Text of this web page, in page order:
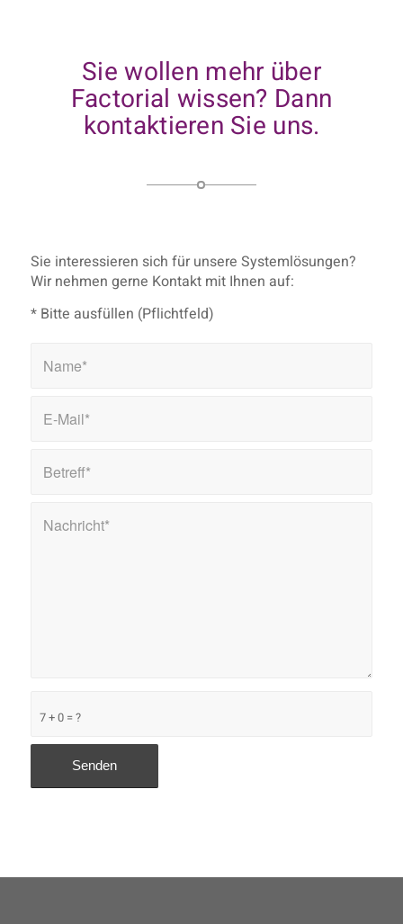
Sie wollen mehr über
Factorial wissen? Dann
kontaktieren Sie uns.
Sie interessieren sich für unsere Systemlösungen?
Wir nehmen gerne Kontakt mit Ihnen auf:
* Bitte ausfüllen (Pflichtfeld)
7 + 0 = ?